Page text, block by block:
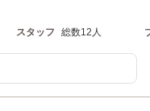
スタッフ 総数12人